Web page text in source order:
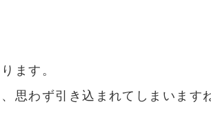
ます。
思わず引き込まれてしまいます